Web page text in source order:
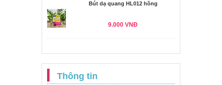
Bút dạ quang HL012 hồng
9.000 VNĐ
Thông tin